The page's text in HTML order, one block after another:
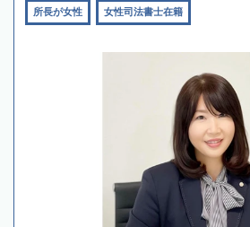
所長が女性 女性司法書士在籍